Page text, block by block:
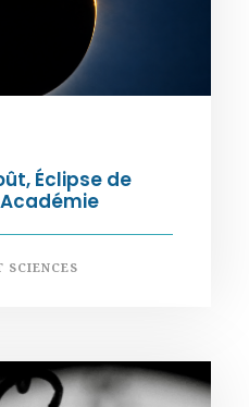
Éclipse de
SCIENCES